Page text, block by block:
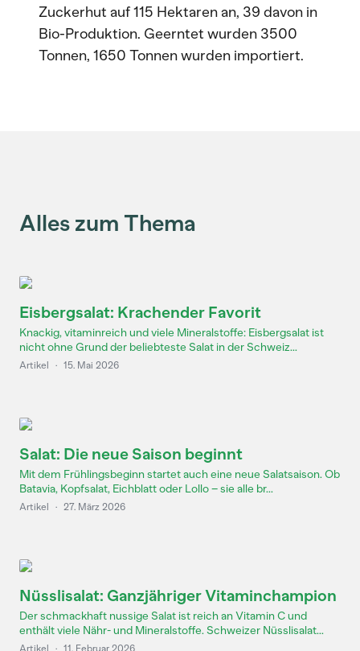
Zuckerhut auf 115 Hektaren an, 39 davon in
Bio-Produktion. Geerntet wurden 3500
Tonnen, 1650 Tonnen wurden importiert.
Alles zum Thema
Eisbergsalat: Krachender Favorit
Knackig, vitaminreich und viele Mineralstoffe: Eisbergsalat ist
nicht ohne Grund der beliebteste Salat in der Schweiz...
Artikel · 15. Mai 2026
Salat: Die neue Saison beginnt
Mit dem Frühlingsbeginn startet auch eine neue Salatsaison. Ob
Batavia, Kopfsalat, Eichblatt oder Lollo – sie alle br...
Artikel · 27. März 2026
Nüsslisalat: Ganzjähriger Vitaminchampion
Der schmackhaft nussige Salat ist reich an Vitamin C und
enthält viele Nähr- und Mineralstoffe. Schweizer Nüsslisalat...
Artikel · 11. Februar 2026